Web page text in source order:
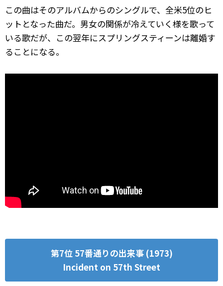
この曲はそのアルバムからのシングルで、全米5位のヒ
ットとなった曲だ。男女の関係が冷えていく様を歌って
いる歌だが、この翌年にスプリングスティーンは離婚す
ることになる。
第7位 57番通りの出来事 (1973)
Incident on 57th Street